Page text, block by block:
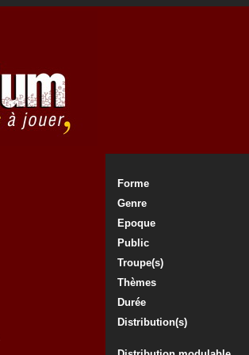
Forme
Genre
Epoque
Public
Troupe(s)
Thèmes
Durée
Distribution(s)